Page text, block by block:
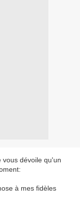
dévoile qu'un
à mes fidèles